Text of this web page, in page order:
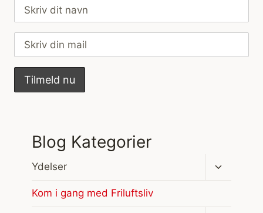
Blog Kategorier
Ydelser
Skift
Kom i gang med Friluftsliv